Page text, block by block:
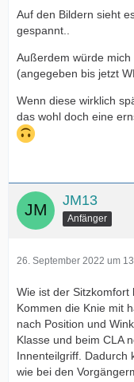
Auf den Bildern sieht
gespannt..
Außerdem würde
(angegeben bis jetzt
Wenn diese wirklich
das wohl doch eine
JM13
Anfänger
26. September 2022 um
Wie ist der
Kommen die Knie mit
nach Position und
Klasse und beim CLA
Innenteilgriff. Dadurch
wie bei den